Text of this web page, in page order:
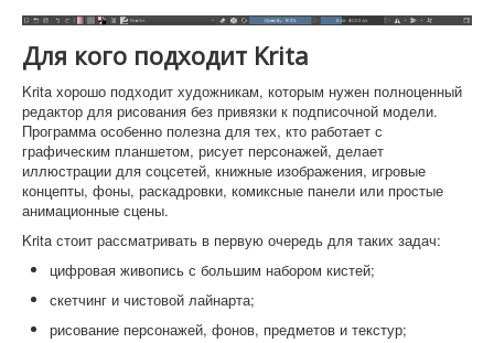
Для кого подходит Krita
Krita хорошо подходит художникам, которым нужен полноценный
редактор для рисования без привязки к подписочной модели.
Программа особенно полезна для тех, кто работает с
графическим планшетом, рисует персонажей, делает
иллюстрации для соцсетей, книжные изображения, игровые
концепты, фоны, раскадровки, комиксные панели или простые
анимационные сцены.
Krita стоит рассматривать в первую очередь для таких задач:
цифровая живопись с большим набором кистей;
скетчинг и чистовой лайнарта;
рисование персонажей, фонов, предметов и текстур;